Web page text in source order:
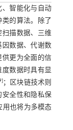
智能化与自动
的算法。除了
描数据、三维
数据、代谢数
更为全面的信
数据时具有显
]；区块链技术则
安全性和隐私保
用也将为多模态